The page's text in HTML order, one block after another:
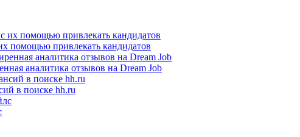
помощью привлекать кандидатов
аналитика отзывов на Dream Job
в поиске hh.ru